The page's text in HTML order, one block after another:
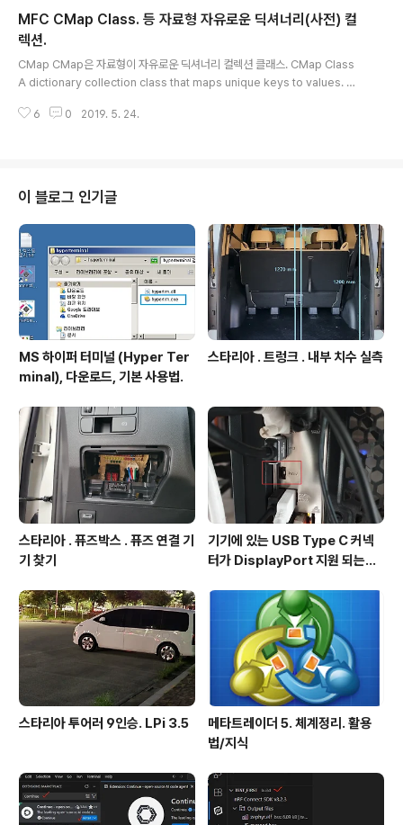
other.c void function1() { }
/////////////////////////////////////////////////////////////////////////////////////..
MFC CMap Class. 등 자료형 자유로운 딕셔너리(사전) 컬
렉션.
CMap CMap은 자료형이 자유로운 딕셔너리 컬렉션 클래스. CMap Class
A dictionary collection class that maps unique keys to values. 복
the object used as the key to the map. ARG _ KEY Data type used
6 0 2019. 5. 24.
이 블로그 인기글
MS 하이퍼 터미널 (Hyper Ter
minal), 다운로드, 기본 사용법.
스타리아 . 트렁크 . 내부 치수 실측
스타리아 . 퓨즈박스 . 퓨즈 연결 기
기 찾기
기기에 있는 USB Type C 커넥
터가 DisplayPort 지원 되는지
스타리아 투어러 9인승. LPi 3.5
메타트레이더 5. 체계정리. 활용
법/지식